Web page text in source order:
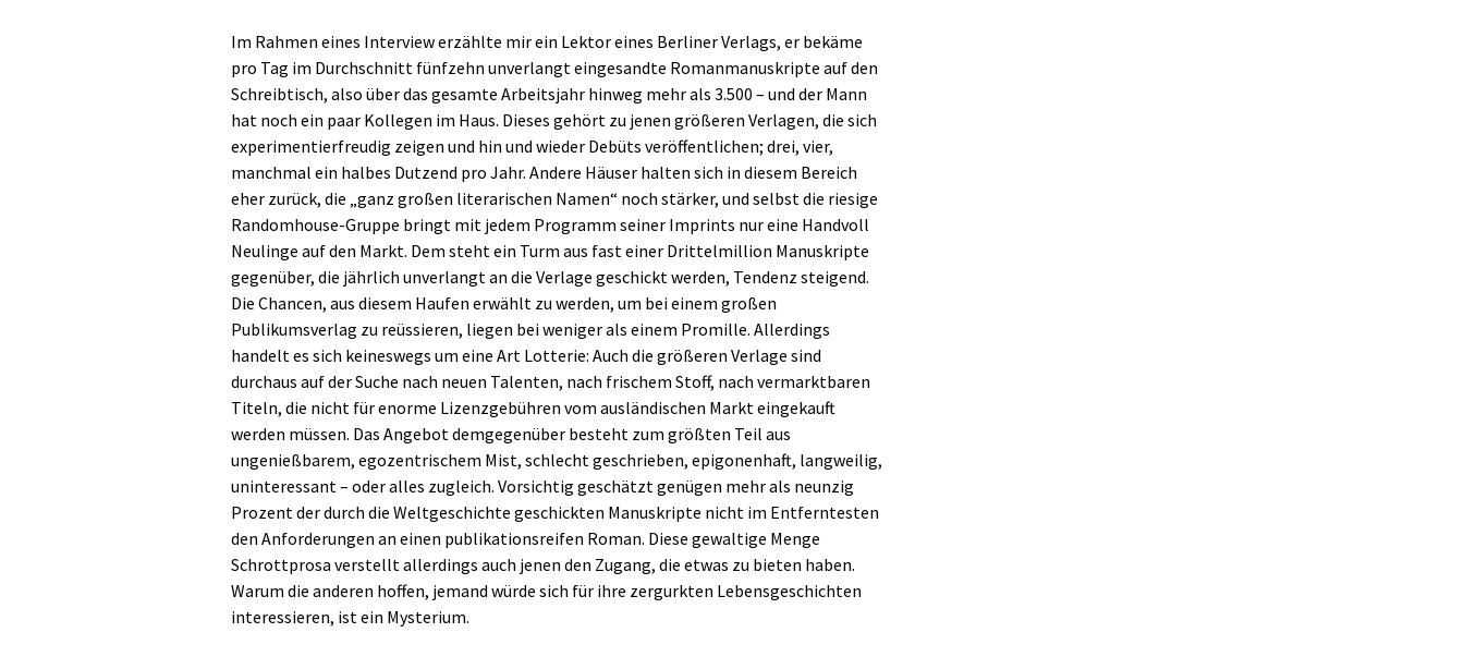
Im Rahmen eines Interview erzählte mir ein Lektor eines Berliner Verlags, er bekäme
pro Tag im Durchschnitt fünfzehn unverlangt eingesandte Romanmanuskripte auf den
Schreibtisch, also über das gesamte Arbeitsjahr hinweg mehr als 3.500 – und der Mann
hat noch ein paar Kollegen im Haus. Dieses gehört zu jenen größeren Verlagen, die sich
experimentierfreudig zeigen und hin und wieder Debüts veröffentlichen; drei, vier,
manchmal ein halbes Dutzend pro Jahr. Andere Häuser halten sich in diesem Bereich
eher zurück, die „ganz großen literarischen Namen“ noch stärker, und selbst die riesige
Randomhouse-Gruppe bringt mit jedem Programm seiner Imprints nur eine Handvoll
Neulinge auf den Markt. Dem steht ein Turm aus fast einer Drittelmillion Manuskripte
gegenüber, die jährlich unverlangt an die Verlage geschickt werden, Tendenz steigend.
Die Chancen, aus diesem Haufen erwählt zu werden, um bei einem großen
Publikumsverlag zu reüssieren, liegen bei weniger als einem Promille. Allerdings
handelt es sich keineswegs um eine Art Lotterie: Auch die größeren Verlage sind
durchaus auf der Suche nach neuen Talenten, nach frischem Stoff, nach vermarktbaren
Titeln, die nicht für enorme Lizenzgebühren vom ausländischen Markt eingekauft
werden müssen. Das Angebot demgegenüber besteht zum größten Teil aus
ungenießbarem, egozentrischem Mist, schlecht geschrieben, epigonenhaft, langweilig,
uninteressant – oder alles zugleich. Vorsichtig geschätzt genügen mehr als neunzig
Prozent der durch die Weltgeschichte geschickten Manuskripte nicht im Entferntesten
den Anforderungen an einen publikationsreifen Roman. Diese gewaltige Menge
Schrottprosa verstellt allerdings auch jenen den Zugang, die etwas zu bieten haben.
Warum die anderen hoffen, jemand würde sich für ihre zergurkten Lebensgeschichten
interessieren, ist ein Mysterium.